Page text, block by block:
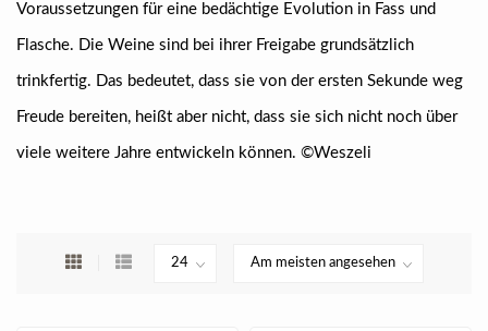
Voraussetzungen für eine bedächtige Evolution in Fass und
Flasche. Die Weine sind bei ihrer Freigabe grundsätzlich
trinkfertig. Das bedeutet, dass sie von der ersten Sekunde weg
Freude bereiten, heißt aber nicht, dass sie sich nicht noch über
viele weitere Jahre entwickeln können. ©Weszeli